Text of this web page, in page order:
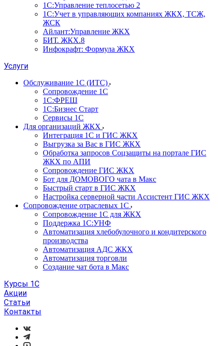
1С:Управление теплосетью 2
1С:Учет в управляющих компаниях ЖКХ, ТСЖ,
ЖСК
Айлант:Управление ЖКХ
БИТ. ЖКХ.8
Инфокрафт: Формула ЖКХ
Услуги
Обслуживание 1С (ИТС)
Сопровождение 1С
1С:ФРЕШ
1С:Бизнес Старт
Сервисы 1С
Для организаций ЖКХ
Интеграция 1С и ГИС ЖКХ
Выгрузка за Вас в ГИС ЖКХ
Обработка запросов Соцзащиты на портале ГИС
ЖКХ по АПИ
Сопровождение ГИС ЖКХ
Бот для ДОМОВОГО чата в Макс
Быстрый старт в ГИС ЖКХ
Настройка серверной части Ассистент ГИС ЖКХ
Сопровождение отраслевых 1С
Сопровождение 1С для ЖКХ
Поддержка 1С:УНФ
Автоматизация хлебобулочного и кондитерского
производства
Автоматизация АДС ЖКХ
Автоматизация торговли
Создание чат бота в Макс
Курсы 1С
Акции
Статьи
Контакты